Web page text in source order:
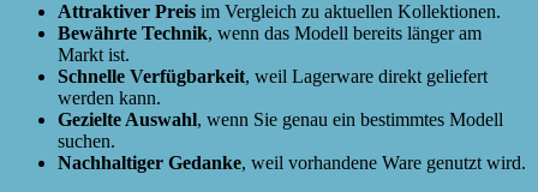
Attraktiver Preis im Vergleich zu aktuellen Kollektionen.
Bewährte Technik, wenn das Modell bereits länger am
Markt ist.
Schnelle Verfügbarkeit, weil Lagerware direkt geliefert
werden kann.
Gezielte Auswahl, wenn Sie genau ein bestimmtes Modell
suchen.
Nachhaltiger Gedanke, weil vorhandene Ware genutzt wird.